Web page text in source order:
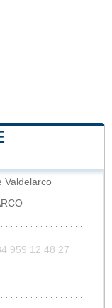
Valdelarco
959 12 48 27